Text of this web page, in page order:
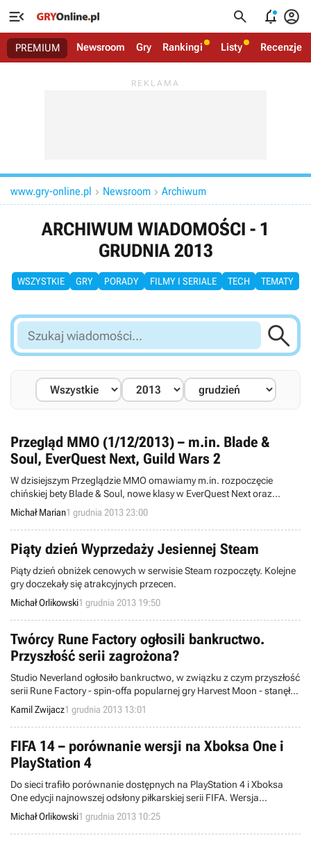
   
PREMIUM Newsroom Gry Rankingi Listy Recenzje
www.gry-online.pl  Newsroom  Archiwum
ARCHIWUM WIADOMOŚCI - 1
GRUDNIA 2013
WSZYSTKIE GRY PORADY FILMY I SERIALE TECH TEMATY
Szukaj
wiadomości...

Przegląd MMO (1/12/2013) – m.in. Blade &
Soul, EverQuest Next, Guild Wars 2
W dzisiejszym Przeglądzie MMO omawiamy m.in. rozpoczęcie
chińskiej bety Blade & Soul, nowe klasy w EverQuest Next oraz
ostatnie doniesienia ze świata Guild Wars 2.
Michał Marian1 grudnia 2013 23:00
Piąty dzień Wyprzedaży Jesiennej Steam
Piąty dzień obniżek cenowych w serwisie Steam rozpoczęty. Kolejne
gry doczekały się atrakcyjnych przecen.
Michał Orlikowski1 grudnia 2013 19:50
Twórcy Rune Factory ogłosili bankructwo.
Przyszłość serii zagrożona?
Studio Neverland ogłosiło bankructwo, w związku z czym przyszłość
serii Rune Factory - spin-offa popularnej gry Harvest Moon - stanęła
pod znakiem zapytania. Prawa do marki posiada jednak firma
Marvelous AQL, pracująca obecnie nad nową produkcją, którą być
może jest Rune Factory 5.
Kamil Zwijacz1 grudnia 2013 13:01
FIFA 14 – porównanie wersji na Xboksa One i
PlayStation 4
Do sieci trafiło porównanie dostępnych na PlayStation 4 i Xboksa
One edycji najnowszej odsłony piłkarskiej serii FIFA. Wersja
działająca na silniku EA Sports Ignite dostępna jest wyłącznie na
konsolach nowej generacji.
Michał Orlikowski1 grudnia 2013 10:25